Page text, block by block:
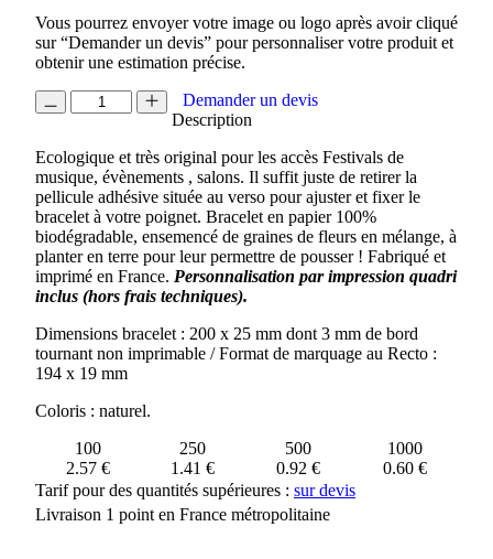
Vous pourrez envoyer votre image ou logo après avoir cliqué
sur “Demander un devis” pour personnaliser votre produit et
obtenir une estimation précise.
quantité
de
A
GRAINES
Demander un devis
Description
Ecologique et très original pour les accès Festivals de
musique, évènements , salons. Il suffit juste de retirer la
pellicule adhésive située au verso pour ajuster et fixer le
bracelet à votre poignet. Bracelet en papier 100%
biodégradable, ensemencé de graines de fleurs en mélange, à
planter en terre pour leur permettre de pousser ! Fabriqué et
imprimé en France. Personnalisation par impression quadri
inclus (hors frais techniques).
Dimensions bracelet : 200 x 25 mm dont 3 mm de bord
tournant non imprimable / Format de marquage au Recto :
194 x 19 mm
Coloris : naturel.
100
250 500
1000
2.57 €
1.41 € 0.92 €
0.60 €
Tarif pour des quantités supérieures : sur devis
Livraison 1 point en France métropolitaine